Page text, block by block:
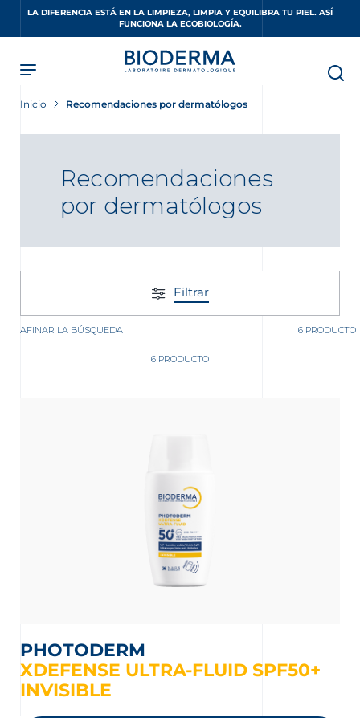
LA DIFERENCIA ESTÁ EN LA LIMPIEZA, LIMPIA Y EQUILIBRA TU PIEL. ASÍ
FUNCIONA LA ECOBIOLOGÍA.
Inicio Recomendaciones por dermatólogos
Recomendaciones
por dermatólogos
Filtrar
AFINAR LA BÚSQUEDA 6 PRODUCTO
6 PRODUCTO
PHOTODERM
XDEFENSE ULTRA-FLUID SPF50+
INVISIBLE